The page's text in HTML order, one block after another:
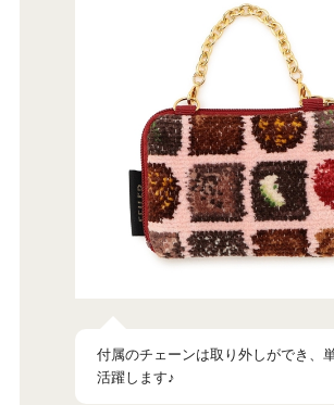
付属のチェーンは取り外しができ、